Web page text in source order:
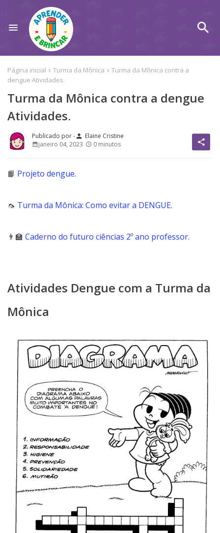
Página inicial Turma da Mônica
Turma da Mônica contra a
dengue Atividades.
Turma da Mônica contra a dengue
Atividades.
person Elaine Cristine
janeiro 04, 2023
0 minutos share
📙 Projeto dengue.
🦟 Turma da Mônica: Como evitar a DENGUE.
👨‍🏫 Caderno do futuro ciências 2º ano professor.
Atividades Dengue com a Turma da
Mônica